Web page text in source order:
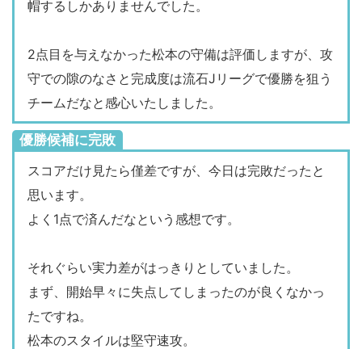
帽するしかありませんでした。
2点目を与えなかった松本の守備は評価しますが、攻
守での隙のなさと完成度は流石Jリーグで優勝を狙う
チームだなと感心いたしました。
優勝候補に完敗
スコアだけ見たら僅差ですが、今日は完敗だったと
思います。
よく1点で済んだなという感想です。
それぐらい実力差がはっきりとしていました。
まず、開始早々に失点してしまったのが良くなかっ
たですね。
松本のスタイルは堅守速攻。